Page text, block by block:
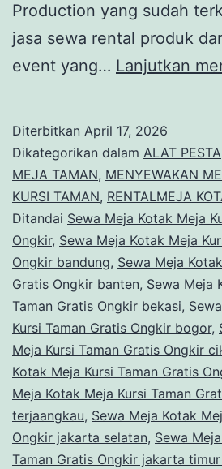
Production yang sudah
jasa sewa rental produk
event yang… Lanjutkan
Diterbitkan April 17, 2026
Dikategorikan dalam ALAT PESTA
MEJA TAMAN, MENYEWAKAN
KURSI TAMAN, RENTALMEJA
Ditandai Sewa Meja Kotak Meja
Ongkir, Sewa Meja Kotak Meja
Ongkir bandung, Sewa Meja
Gratis Ongkir banten, Sewa Meja
Taman Gratis Ongkir bekasi,
Kursi Taman Gratis Ongkir bogor,
Meja Kursi Taman Gratis Ongkir
Kotak Meja Kursi Taman Gratis
Meja Kotak Meja Kursi Taman
terjaangkau, Sewa Meja Kotak
Ongkir jakarta selatan, Sewa
Taman Gratis Ongkir jakarta